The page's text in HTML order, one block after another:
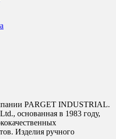
PARGET INDUSTRIAL.
основанная в 1983 году,
Изделия ручного